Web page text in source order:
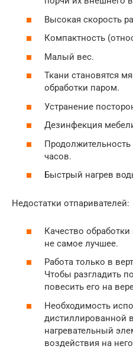
Высокая скорость
Компактность
Малый вес.
Ткани становятся
обработки паром.
Устранение
Дезинфекция
часов.
Быстрый нагрев
Недостатки отпаривателей:
Качество
не самое лучшее.
Работа только в
Чтобы разгладить
повесить его на
Необходимость
дистиллированной
нагревательный
воздействия на